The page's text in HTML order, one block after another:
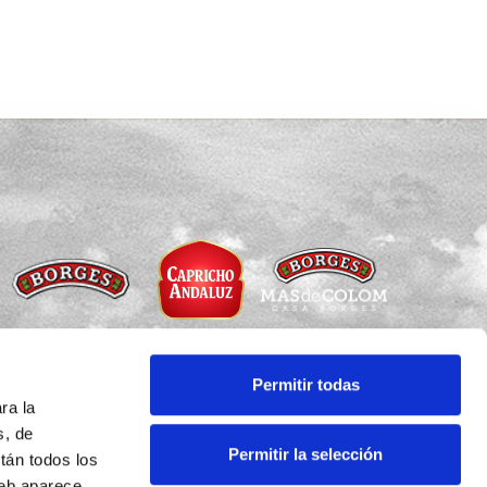
la
de
todos los
Permitir todas
Permitir la selección
Copyright © Todos los derechos reservados